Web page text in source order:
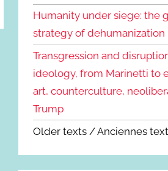
Humanity under siege: the
strategy of dehumanization
Transgression and
ideology, from Marinetti to
art, counterculture,
Trump
Older texts / Anciennes